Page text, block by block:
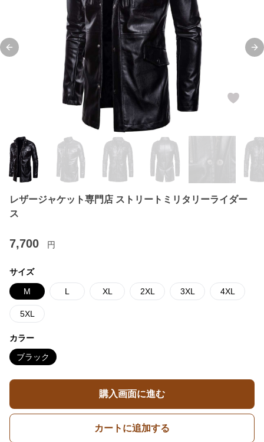
Previous slide
レザージャケット専門店 ストリートミリタリーライダー
ス
7,700 円
サイズ
M L XL 2XL 3XL 4XL
5XL
カラー
ブラック
購入画面に進む
カートに追加する